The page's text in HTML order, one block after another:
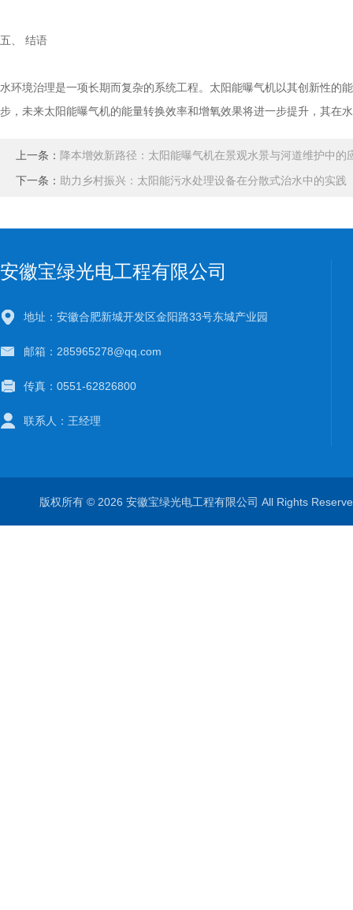
五、 结语
水环境治理是一项长期而复杂的系统工程。太阳能曝气机以其创新性的
步，未来太阳能曝气机的能量转换效率和增氧效果将进一步提升，其在
上一条： 降本增效新路径：太阳能曝气机在景观水景与河道维护中的
下一条： 助力乡村振兴：太阳能污水处理设备在分散式治水中的实践
安徽宝绿光电工程有限公司
地址：安徽合肥新城开发区金阳路33号东城产业园
邮箱：285965278@qq.com
传真：0551-62826800
联系人：王经理
版权所有 © 2026 安徽宝绿光电工程有限公司 All Rights